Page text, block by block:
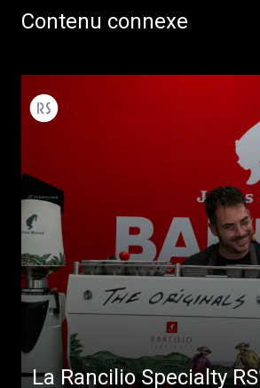
Contenu connexe
La Rancilio Specialty